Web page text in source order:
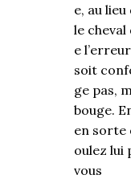
e, au lieu
le
e
soit
ge pas,
bouge.
en sorte
oulez lui
vous